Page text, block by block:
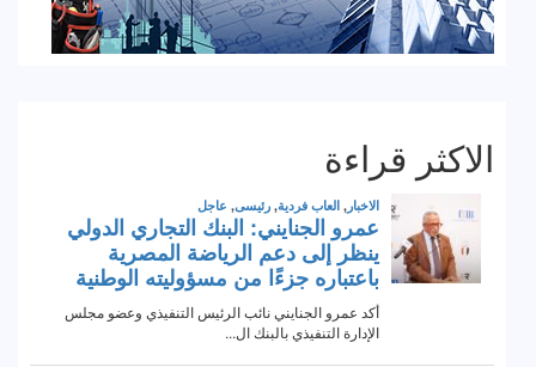
الاكثر قراءة